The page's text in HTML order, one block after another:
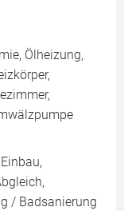
Ölheizung,
/ Badsanierung